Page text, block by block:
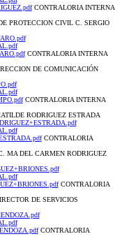
CONTRALORIA INTERNA
PROTECCION CIVIL C. SERGIO
CONTRALORIA INTERNA
DE COMUNICACIÓN
CONTRALORIA INTERNA
RODRIGUEZ ESTRADA
CONTRALORIA
MA DEL CARMEN RODRIGUEZ
CONTRALORIA
DE SERVICIOS
CONTRALORIA